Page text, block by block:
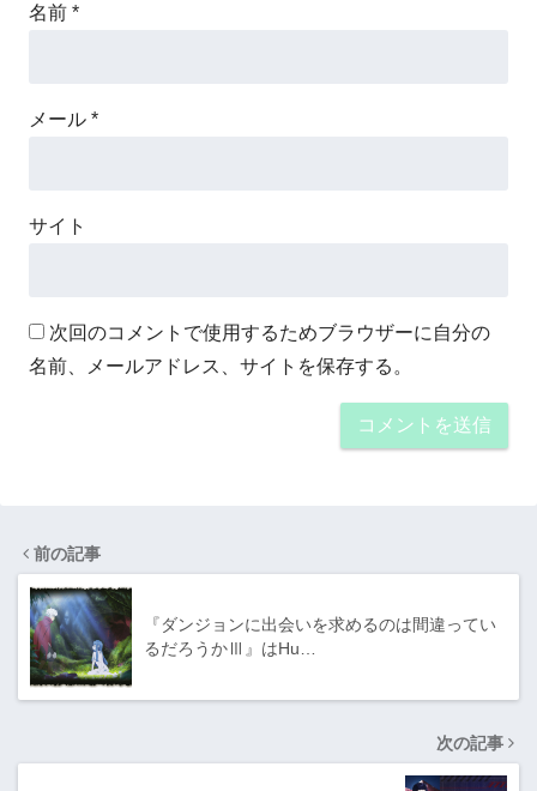
名前 *
メール *
サイト
次回のコメントで使用するためブラウザーに自分の
名前、メールアドレス、サイトを保存する。
前の記事
『ダンジョンに出会いを求めるのは間違ってい
るだろうかⅢ』はHu…
次の記事